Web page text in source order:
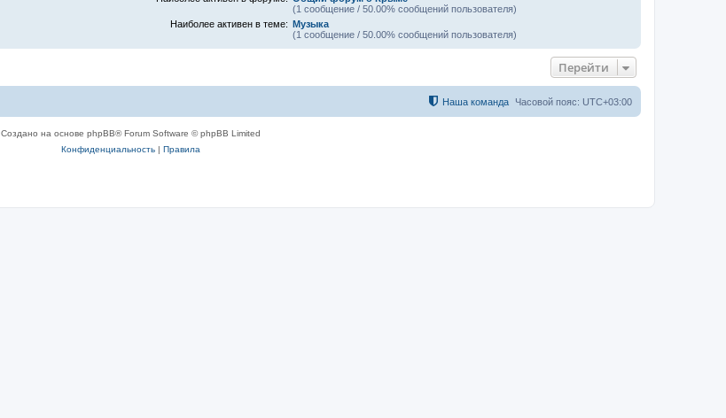
(1 сообщение / 50.00% сообщений пользователя)
Наиболее активен в теме: Музыка
(1 сообщение / 50.00% сообщений пользователя)
Перейти
Часовой пояс: UTC+03:00
Наша команда
Создано на основе phpBB® Forum Software © phpBB Limited
Конфиденциальность| Правила